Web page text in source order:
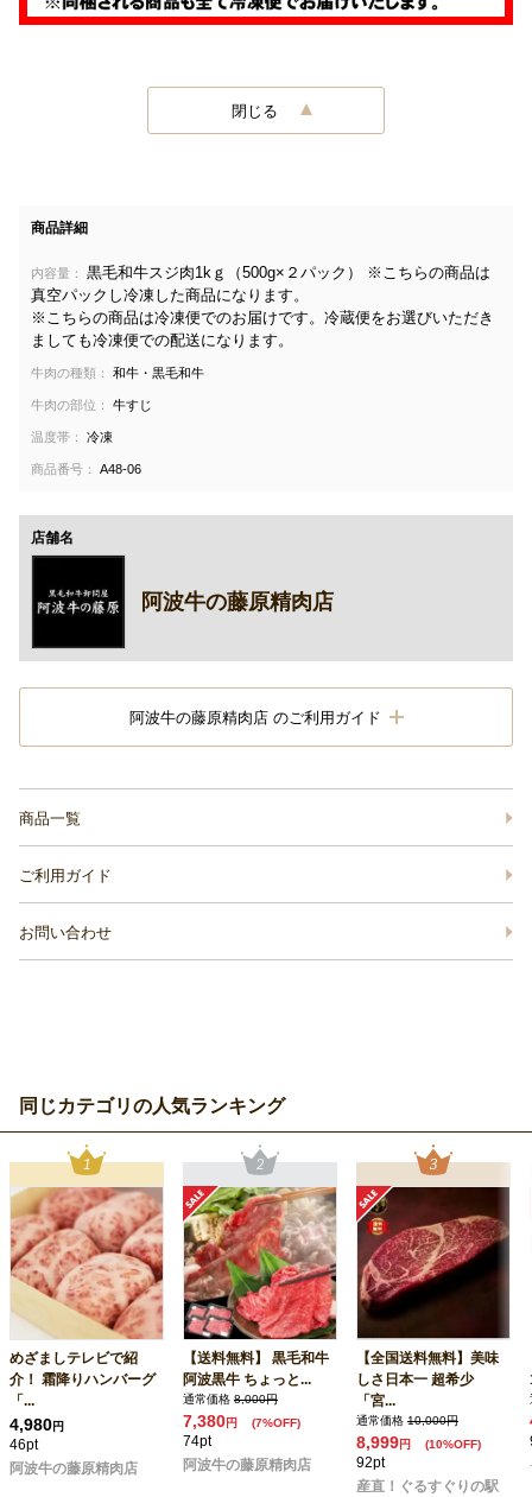
閉じる
商品詳細
内容量：
黒毛和牛スジ肉1kｇ（500g×２パック） ※こちらの商品は
真空パックし冷凍した商品になります。
※こちらの商品は冷凍便でのお届けです。冷蔵便をお選びいただき
ましても冷凍便での配送になります。
牛肉の種類： 和牛・黒毛和牛
牛肉の部位： 牛すじ
温度帯： 冷凍
商品番号： A48-06
店舗名
阿波牛の藤原精肉店
阿波牛の藤原精肉店 のご利用ガイド
商品一覧
ご利用ガイド
お問い合わせ
同じカテゴリの人気ランキング
めざましテレビで紹
介！ 霜降りハンバーグ
「...
4,980円
46pt
阿波牛の藤原精肉店
【送料無料】 黒毛和牛
阿波黒牛 ちょっと...
通常価格 8,000円
7,380円 (7%OFF)
74pt
阿波牛の藤原精肉店
【全国送料無料】美味
しさ日本一 超希少
「宮...
通常価格 10,000円
8,999円 (10%OFF)
92pt
産直！ぐるすぐりの駅